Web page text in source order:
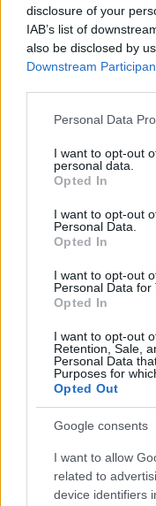
disclosure of your
IAB’s list of
also be disclosed by
Downstream
Please note that this
not limited to your
grant or deny consent
use your data for
consent section.
Personal Data
I want to opt-out
personal data.
Opted In
I want to opt-out
Personal Data.
Opted In
I want to opt-out
Personal Data for
Opted In
I want to opt-out
Retention, Sale,
Personal Data
Purposes for
Opted Out
Google consents
I want to allow
related to
device identifiers
Continua a
SALUTE
Evento itinerante a
Luca Bellini · 8 Ago 2026
SALUTE